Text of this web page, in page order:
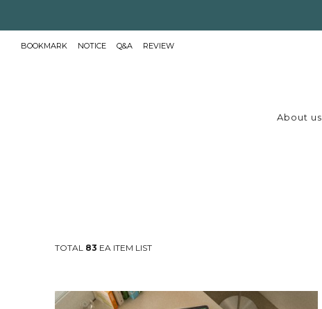
BOOKMARK NOTICE Q&A REVIEW
About us
TOTAL 83 EA ITEM LIST